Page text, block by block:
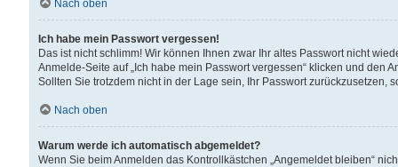
Nach oben
Ich habe mein Passwort vergessen!
Das ist nicht schlimm! Wir können Ihnen zwar Ihr altes Passwort nicht
Anmelde-Seite auf „Ich habe mein Passwort vergessen“ klicken und
Sollten Sie trotzdem nicht in der Lage sein, Ihr Passwort zurückzusetzen,
Nach oben
Warum werde ich automatisch abgemeldet?
Wenn Sie beim Anmelden das Kontrollkästchen „Angemeldet bleiben“